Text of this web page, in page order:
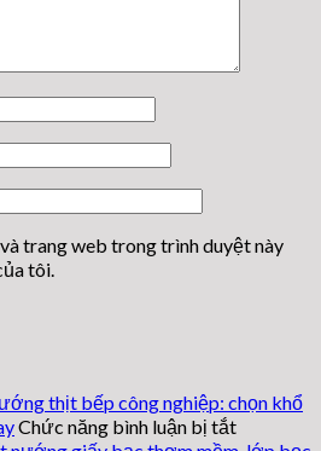
trang web trong trình duyệt này
tôi.
thịt bếp công nghiệp: chọn khổ
Chức năng bình luận bị tắtở